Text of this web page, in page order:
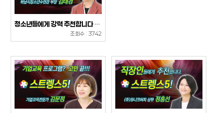
청소년들에게 강력 추천합니다 ( 하남시청...
조회수 : 3742